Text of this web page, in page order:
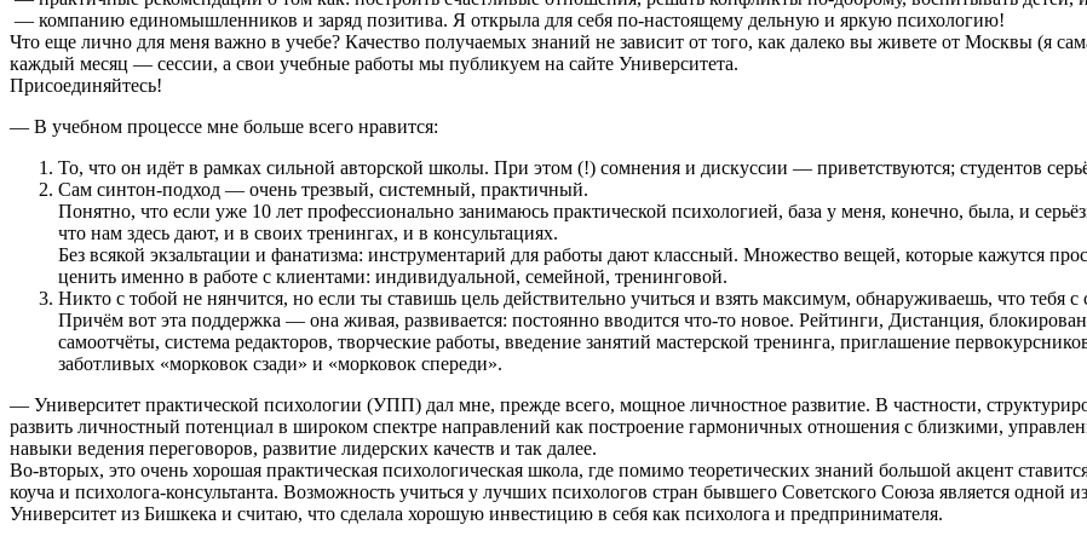
— компанию единомышленников и заряд позитива. Я открыла для себя по-настоящему дельную и яркую психологию!
Что еще лично для меня важно в учебе? Качество получаемых знаний не зависит от того, как далеко вы живете от Москвы (я
каждый месяц — сессии, а свои учебные работы мы публикуем на сайте Университета.
Присоединяйтесь!
— В учебном процессе мне больше всего нравится:
То, что он идёт в рамках сильной авторской школы. При этом (!) сомнения и дискуссии — приветствуются; студентов
Сам синтон-подход — очень трезвый, системный, практичный.
Понятно, что если уже 10 лет профессионально занимаюсь практической психологией, база у меня, конечно, была, и
что нам здесь дают, и в своих тренингах, и в консультациях.
Без всякой экзальтации и фанатизма: инструментарий для работы дают классный. Множество вещей, которые кажутся
ценить именно в работе с клиентами: индивидуальной, семейной, тренинговой.
Никто с тобой не нянчится, но если ты ставишь цель действительно учиться и взять максимум, обнаруживаешь, что тебя
Причём вот эта поддержка — она живая, развивается: постоянно вводится что-то новое. Рейтинги, Дистанция,
самоотчёты, система редакторов, творческие работы, введение занятий мастерской тренинга, приглашение
заботливых «морковок сзади» и «морковок спереди».
— Университет практической психологии (УПП) дал мне, прежде всего, мощное личностное развитие. В частности,
развить личностный потенциал в широком спектре направлений как построение гармоничных отношения с близкими,
навыки ведения переговоров, развитие лидерских качеств и так далее.
Во-вторых, это очень хорошая практическая психологическая школа, где помимо теоретических знаний большой акцент
коуча и психолога-консультанта. Возможность учиться у лучших психологов стран бывшего Советского Союза является одной
Университет из Бишкека и считаю, что сделала хорошую инвестицию в себя как психолога и предпринимателя.